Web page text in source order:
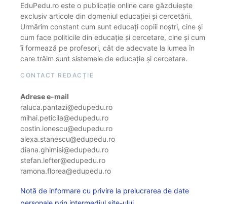
EduPedu.ro este o publicație online care găzduiește
exclusiv articole din domeniul educației și cercetării.
Urmărim constant cum sunt educați copiii noștri, cine și
cum face politicile din educație și cercetare, cine și cum
îi formează pe profesori, cât de adecvate la lumea în
care trăim sunt sistemele de educație și cercetare.
CONTACT REDACȚIE
Adrese e-mail
raluca.pantazi@edupedu.ro
mihai.peticila@edupedu.ro
costin.ionescu@edupedu.ro
alexa.stanescu@edupedu.ro
diana.ghimisi@edupedu.ro
stefan.lefter@edupedu.ro
ramona.florea@edupedu.ro
Notă de informare cu privire la prelucrarea de date